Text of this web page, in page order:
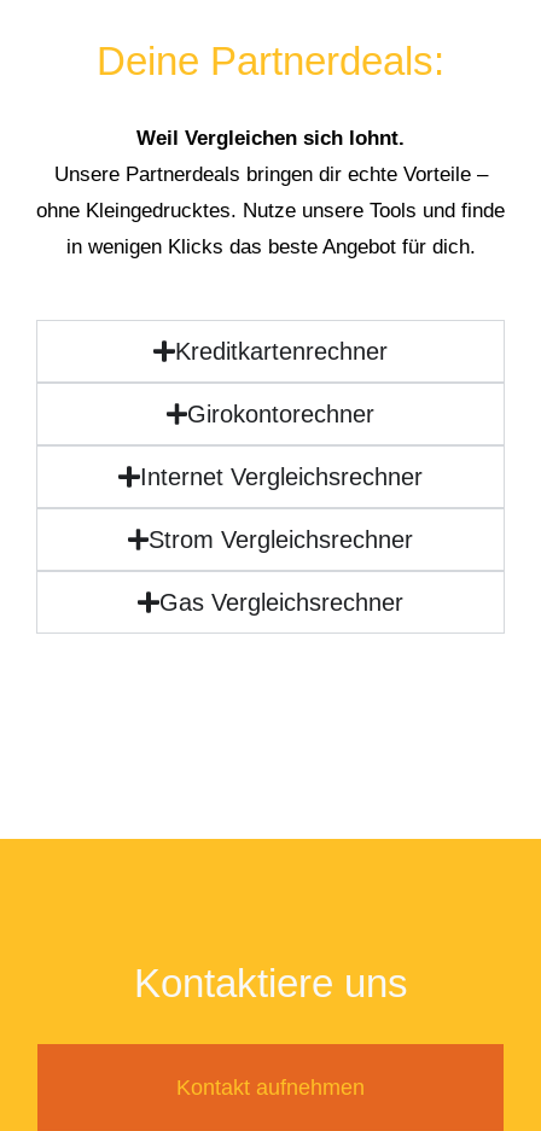
Deine Partnerdeals:
Weil Vergleichen sich lohnt.
Unsere Partnerdeals bringen dir echte Vorteile –
ohne Kleingedrucktes. Nutze unsere Tools und finde
in wenigen Klicks das beste Angebot für dich.
Kreditkartenrechner
Girokontorechner
Internet Vergleichsrechner
Strom Vergleichsrechner
Gas Vergleichsrechner
Kontaktiere uns
Kontakt aufnehmen